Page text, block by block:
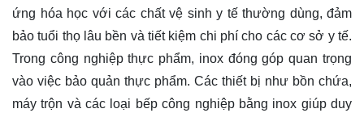
ứng hóa học với các chất vệ sinh y tế thường dùng, đảm
bảo tuổi thọ lâu bền và tiết kiệm chi phí cho các cơ sở y tế.
Trong công nghiệp thực phẩm, inox đóng góp quan trọng
vào việc bảo quản thực phẩm. Các thiết bị như bồn chứa,
máy trộn và các loại bếp công nghiệp bằng inox giúp duy